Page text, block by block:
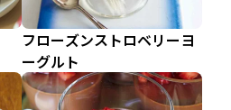
フローズンストロベリーヨ
ーグルト